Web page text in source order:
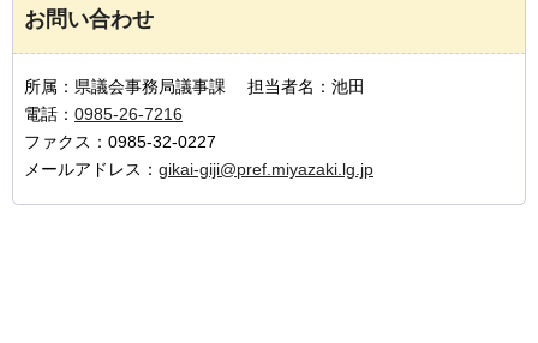
お問い合わせ
所属：県議会事務局議事課 担当者名：池田
電話： 0985-26-7216
ファクス：0985-32-0227
メールアドレス： gikai-giji@pref.miyazaki.lg.jp